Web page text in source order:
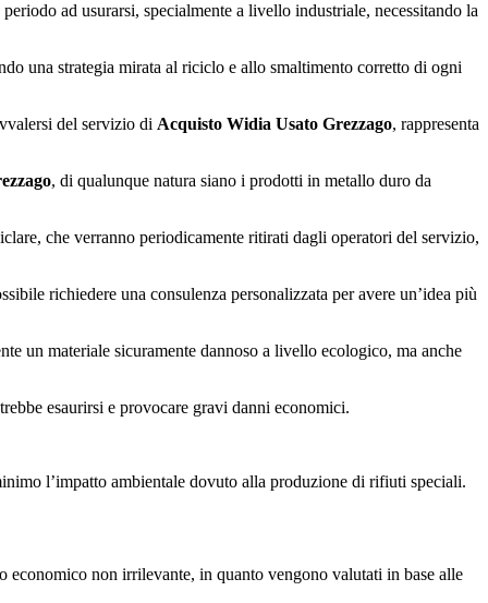
ad usurarsi, specialmente a livello industriale, necessitando la
una strategia mirata al riciclo e allo smaltimento corretto di ogni
del servizio di Acquisto Widia Usato Grezzago, rappresenta
, di qualunque natura siano i prodotti in metallo duro da
che verranno periodicamente ritirati dagli operatori del servizio,
richiedere una consulenza personalizzata per avere un’idea più
un materiale sicuramente dannoso a livello ecologico, ma anche
esaurirsi e provocare gravi danni economici.
l’impatto ambientale dovuto alla produzione di rifiuti speciali.
economico non irrilevante, in quanto vengono valutati in base alle